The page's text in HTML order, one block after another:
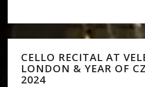
CELLO RECITAL AT
LONDON & YEAR OF
2024